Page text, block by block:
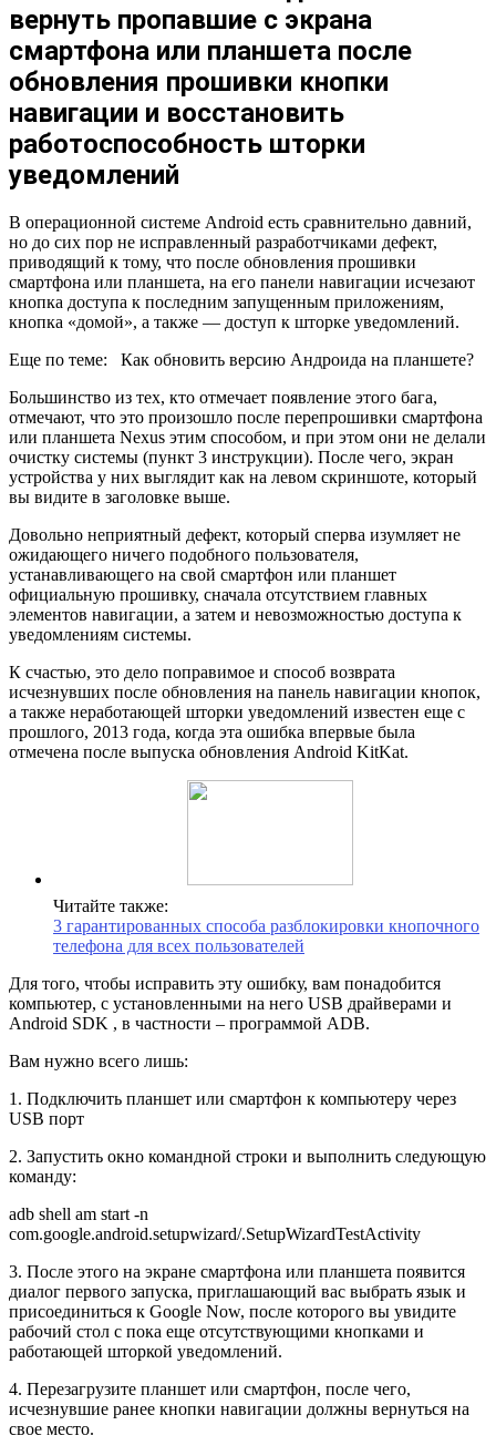
вернуть пропавшие с экрана
смартфона или планшета после
обновления прошивки кнопки
навигации и восстановить
работоспособность шторки
уведомлений
В операционной системе Android есть сравнительно давний,
но до сих пор не исправленный разработчиками дефект,
приводящий к тому, что после обновления прошивки
смартфона или планшета, на его панели навигации исчезают
кнопка доступа к последним запущенным приложениям,
кнопка «домой», а также — доступ к шторке уведомлений.
Еще по теме:
Как обновить версию Андроида на планшете?
Большинство из тех, кто отмечает появление этого бага,
отмечают, что это произошло после перепрошивки смартфона
или планшета Nexus этим способом, и при этом они не делали
очистку системы (пункт 3 инструкции). После чего, экран
устройства у них выглядит как на левом скриншоте, который
вы видите в заголовке выше.
Довольно неприятный дефект, который сперва изумляет не
ожидающего ничего подобного пользователя,
устанавливающего на свой смартфон или планшет
официальную прошивку, сначала отсутствием главных
элементов навигации, а затем и невозможностью доступа к
уведомлениям системы.
К счастью, это дело поправимое и способ возврата
исчезнувших после обновления на панель навигации кнопок,
а также неработающей шторки уведомлений известен еще с
прошлого, 2013 года, когда эта ошибка впервые была
отмечена после выпуска обновления Android KitKat.
Читайте также:
3 гарантированных способа разблокировки кнопочного
телефона для всех пользователей
Для того, чтобы исправить эту ошибку, вам понадобится
компьютер, с установленными на него USB драйверами и
Android SDK , в частности – программой ADB.
Вам нужно всего лишь:
1. Подключить планшет или смартфон к компьютеру через
USB порт
2. Запустить окно командной строки и выполнить следующую
команду:
adb shell am start -n
com.google.android.setupwizard/.SetupWizardTestActivity
3. После этого на экране смартфона или планшета появится
диалог первого запуска, приглашающий вас выбрать язык и
присоединиться к Google Now, после которого вы увидите
рабочий стол с пока еще отсутствующими кнопками и
работающей шторкой уведомлений.
4. Перезагрузите планшет или смартфон, после чего,
исчезнувшие ранее кнопки навигации должны вернуться на
свое место.